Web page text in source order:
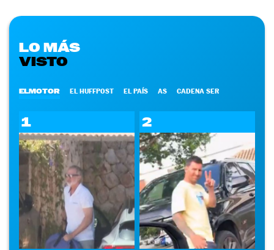
LO MÁS
VISTO
ELMOTOR EL HUFFPOST EL PAÍS AS CADENA SER
1 2